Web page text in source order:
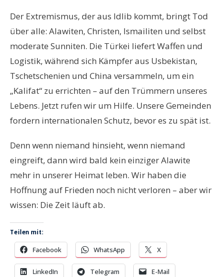
Der Extremismus, der aus Idlib kommt, bringt Tod
über alle: Alawiten, Christen, Ismailiten und selbst
moderate Sunniten. Die Türkei liefert Waffen und
Logistik, während sich Kämpfer aus Usbekistan,
Tschetschenien und China versammeln, um ein
„Kalifat“ zu errichten – auf den Trümmern unseres
Lebens. Jetzt rufen wir um Hilfe. Unsere Gemeinden
fordern internationalen Schutz, bevor es zu spät ist.
Denn wenn niemand hinsieht, wenn niemand
eingreift, dann wird bald kein einziger Alawite
mehr in unserer Heimat leben. Wir haben die
Hoffnung auf Frieden noch nicht verloren – aber wir
wissen: Die Zeit läuft ab.
Teilen mit:
Facebook WhatsApp X
LinkedIn Telegram E-Mail